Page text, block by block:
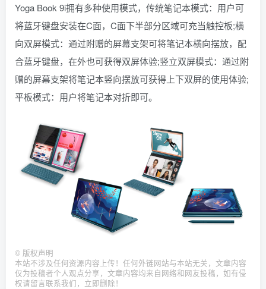
Yoga Book 9i拥有多种使用模式，传统笔记本模式：用户可
将蓝牙键盘安装在C面，C面下半部分区域可充当触控板;横
向双屏模式：通过附赠的屏幕支架可将笔记本横向摆放，配
合蓝牙键盘，在外也可获得双屏体验;竖立双屏模式：通过附
赠的屏幕支架将笔记本竖向摆放可获得上下双屏的使用体验;
平板模式：用户将笔记本对折即可。
© 版权声明
本站不涉及任何资源内容上传！任何外链网站与本站无关，文章内容
仅为投稿者个人观点分享，文章内容均来自网络和网友投稿，如有侵
权请留言联系我们，立即删除！